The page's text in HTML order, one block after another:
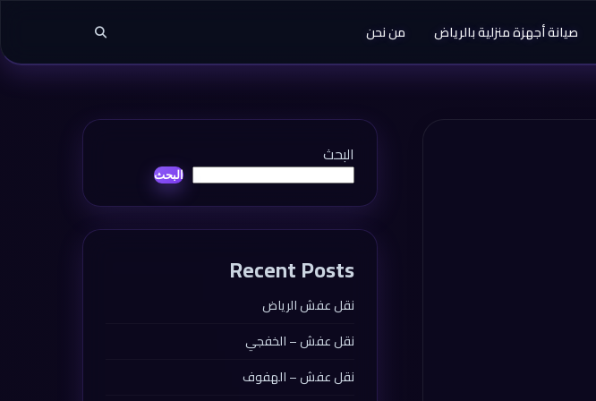
صيانة أجهزة منزلية بالرياض من نحن
البحث
البحث
Recent Posts
نقل عفش الرياض
نقل عفش – الخفجي
نقل عفش – الهفوف